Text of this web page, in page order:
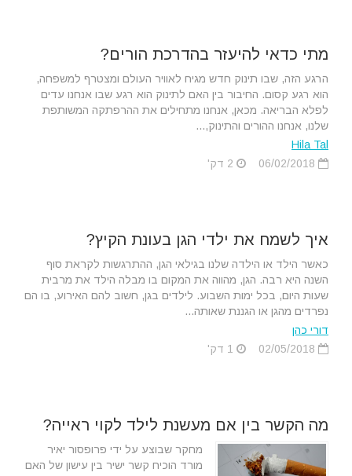
מתי כדאי להיעזר בהדרכת הורים?
הרגע הזה, שבו תינוק חדש מגיח לאוויר העולם ומצטרף למשפחה,
הוא רגע קסום. החיבור בין האם לתינוק הוא רגע שבו אנחנו עדים
לפלא הבריאה. מכאן, אנחנו מתחילים את ההרפתקה המשותפת
שלנו, אנחנו ההורים והתינוק,...
Hila Tal
איך לשמח את ילדי הגן בעונת הקיץ?
כאשר הילד או הילדה שלנו בגילאי הגן, ההתרגשות לקראת סוף
השנה היא רבה. הגן, מהווה את המקום בו מבלה הילד את מרבית
שעות היום, בכל ימות השבוע. לילדים בגן, חשוב להם האירוע, בו הם
נפרדים מהגן או הגננת שאותה...
דורי כהן
מה הקשר בין אם מעשנת לילד לקוי ראייה?
מחקר שבוצע על ידי פרופסור יאיר
מורד הוכיח קשר ישיר בין עישון של האם